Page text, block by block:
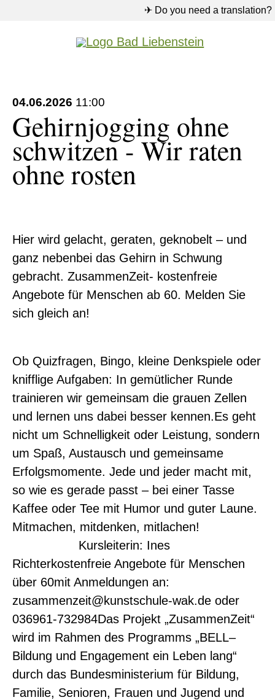
✈ Do you need a translation?
04.06.2026 11:00
Gehirnjogging ohne
schwitzen - Wir raten
ohne rosten
Hier wird gelacht, geraten, geknobelt – und
ganz nebenbei das Gehirn in Schwung
gebracht. ZusammenZeit- kostenfreie
Angebote für Menschen ab 60. Melden Sie
sich gleich an!
Ob Quizfragen, Bingo, kleine Denkspiele oder
knifflige Aufgaben: In gemütlicher Runde
trainieren wir gemeinsam die grauen Zellen
und lernen uns dabei besser kennen.Es geht
nicht um Schnelligkeit oder Leistung, sondern
um Spaß, Austausch und gemeinsame
Erfolgsmomente. Jede und jeder macht mit,
so wie es gerade passt – bei einer Tasse
Kaffee oder Tee mit Humor und guter Laune.
Mitmachen, mitdenken, mitlachen!
Kursleiterin: Ines
Richterkostenfreie Angebote für Menschen
über 60mit Anmeldungen an:
zusammenzeit@kunstschule-wak.de oder
036961-732984Das Projekt „ZusammenZeit“
wird im Rahmen des Programms „BELL–
Bildung und Engagement ein Leben lang“
durch das Bundesministerium für Bildung,
Familie, Senioren, Frauen und Jugend und